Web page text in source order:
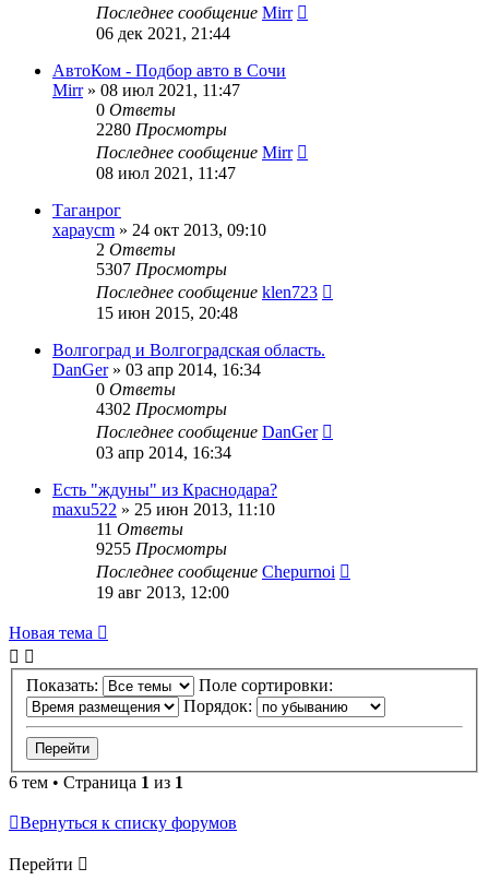
Последнее сообщение Mirr
06 дек 2021, 21:44
АвтоКом - Подбор авто в Сочи
Mirr» 08 июл 2021, 11:47
0 Ответы
2280 Просмотры
Последнее сообщение Mirr
08 июл 2021, 11:47
Таганрог
xapaycm » 24 окт 2013, 09:10
2 Ответы
5307 Просмотры
Последнее сообщение klen723
15 июн 2015, 20:48
Волгоград и Волгоградская область.
DanGer» 03 апр 2014, 16:34
0 Ответы
4302 Просмотры
Последнее сообщение DanGer
03 апр 2014, 16:34
Есть "ждуны" из Краснодара?
maxu522 » 25 июн 2013, 11:10
11 Ответы
9255 Просмотры
Последнее сообщение Chepurnoi
19 авг 2013, 12:00
Новая тема
Показать:
Поле сортировки:
Порядок:
6 тем • Страница 1 из 1
Вернуться к списку форумов
Перейти